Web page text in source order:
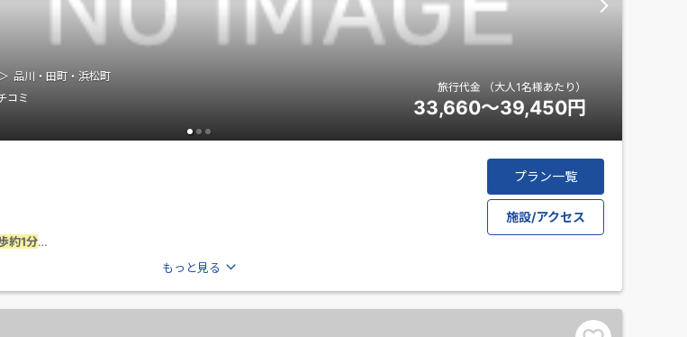
プラン一覧
施設/アクセス
品川・田町・浜松町
約1分
コミ
旅行代金 （大人1名様あたり）
33,660～39,450円
もっと見る